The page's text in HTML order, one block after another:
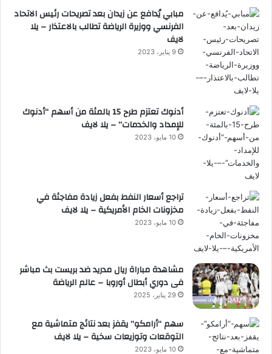
مبابي يُدافع عن زيدان بعد تصريحات رئيس الاتحاد
الفرنسي ووزيرة الرياضة تطالب بالاعتذار – يلا
لايف
9 يناير، 2023
أدنوك تعتزم طرح 15 بالمئة من أسهم “أدنوك
للإمداد والخدمات” – يلا لايف
10 مايو، 2023
تراجع أسعار النفط بفعل زيادة مفاجئة في
مخزونات الخام الأمريكية – يلا لايف
10 مايو، 2023
مشاهدة مباراة ريال مدريد ضد بريست بث مباشر
فى دوري أبطال أوروبا – عالم الرياضة
29 يناير، 2025
سهم “أرامكو” يقفز بعد نتائج متماشية مع
التوقعات وتوزيعات سخية – يلا لايف
10 مايو، 2023